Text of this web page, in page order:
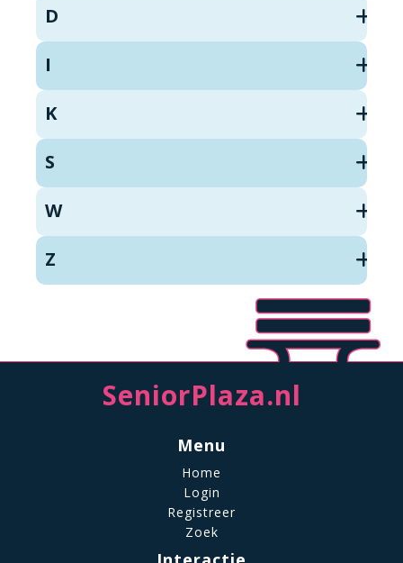
D
I
K
S
W
Z
SeniorPlaza.nl
Menu
Home
Login
Registreer
Zoek